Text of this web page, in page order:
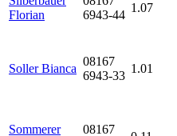
Florian
6943-44
1.07
Soller Bianca
08167
6943-33
1.01
Sommerer
08167